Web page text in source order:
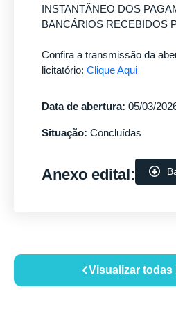
Visualizar todas
INSTANTÂNEO DOS
BANCÁRIOS RECEBIDOS
Confira a transmissão da
licitatório: Clique Aqui
Data de abertura: 05/03/
Situação: Concluídas
Anexo edital: